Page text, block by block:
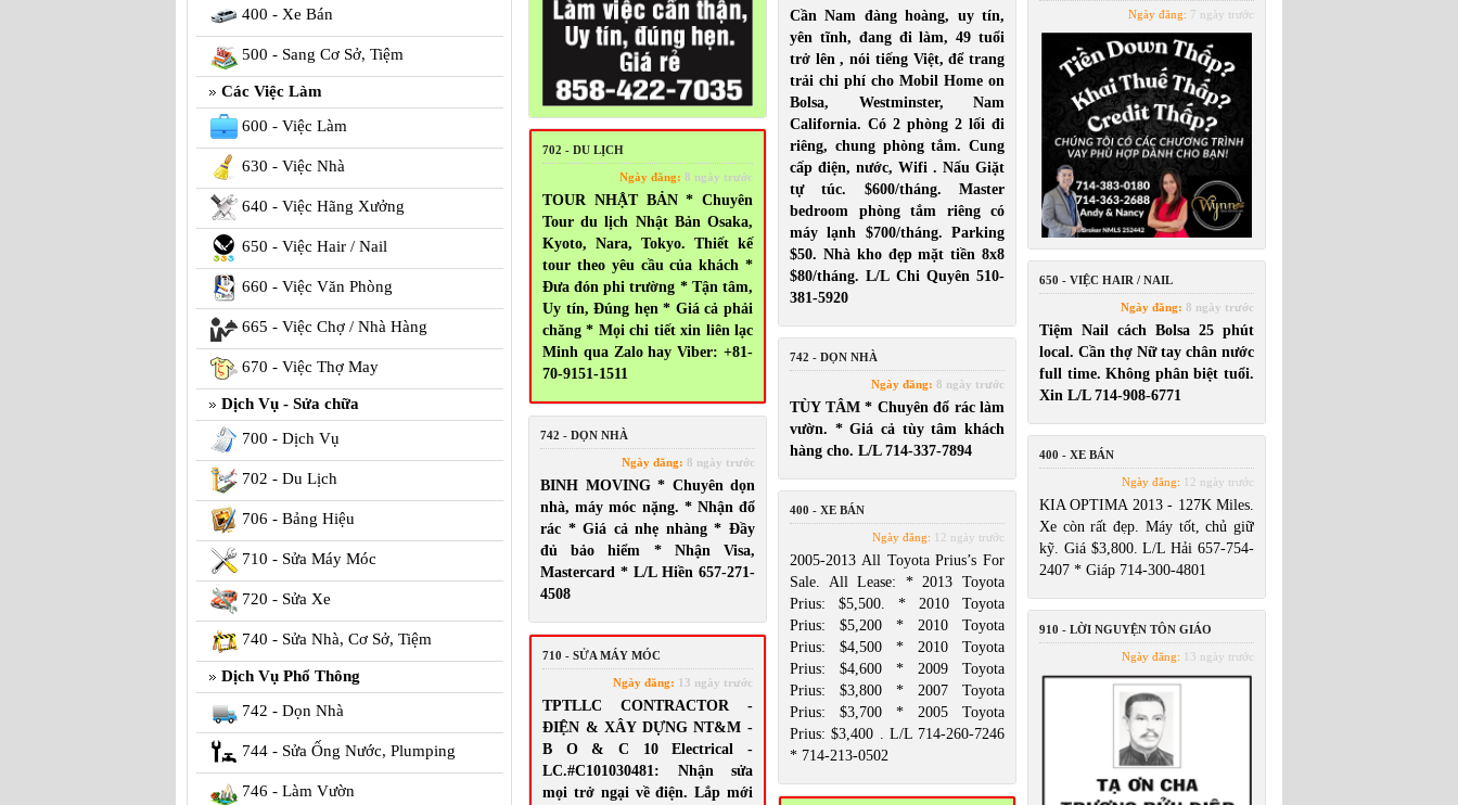
400 - Xe Bán
500 - Sang Cơ Sở, Tiệm
Các Việc Làm
600 - Việc Làm
630 - Việc Nhà
640 - Việc Hãng Xưởng
650 - Việc Hair / Nail
660 - Việc Văn Phòng
665 - Việc Chợ / Nhà Hàng
670 - Việc Thợ May
Dịch Vụ - Sửa chữa
700 - Dịch Vụ
702 - Du Lịch
706 - Bảng Hiệu
710 - Sửa Máy Móc
720 - Sửa Xe
740 - Sửa Nhà, Cơ Sở, Tiệm
Dịch Vụ Phổ Thông
742 - Dọn Nhà
744 - Sửa Ống Nước, Plumping
746 - Làm Vườn
Cần Nam đàng hoàng, uy tín,
yên tĩnh, đang đi làm, 49 tuổi
trở lên , nói tiếng Việt, để trang
trải chi phí cho Mobil Home on
Bolsa, Westminster, Nam
California. Có 2 phòng 2 lối đi
riêng, chung phòng tắm. Cung
cấp điện, nước, Wifi . Nấu Giặt
tự túc. $600/tháng. Master
bedroom phòng tắm riêng có
máy lạnh $700/tháng. Parking
$50. Nhà kho đẹp mặt tiền 8x8
$80/tháng. L/L Chi Quyên 510-
381-5920
Ngày đăng: 7 ngày trước
702 - DU LỊCH
Ngày đăng: 8 ngày trước
TOUR NHẬT BẢN * Chuyên
Tour du lịch Nhật Bản Osaka,
Kyoto, Nara, Tokyo. Thiết kế
tour theo yêu cầu của khách *
Đưa đón phi trường * Tận tâm,
Uy tín, Đúng hẹn * Giá cả phải
chăng * Mọi chi tiết xin liên lạc
Minh qua Zalo hay Viber: +81-
70-9151-1511
650 - VIỆC HAIR / NAIL
Ngày đăng: 8 ngày trước
Tiệm Nail cách Bolsa 25 phút
local. Cần thợ Nữ tay chân nước
full time. Không phân biệt tuổi.
Xin L/L 714-908-6771
742 - DỌN NHÀ
Ngày đăng: 8 ngày trước
TÙY TÂM * Chuyên đổ rác làm
vườn. * Giá cả tùy tâm khách
hàng cho. L/L 714-337-7894
742 - DỌN NHÀ
Ngày đăng: 8 ngày trước
BINH MOVING * Chuyên dọn
nhà, máy móc nặng. * Nhận đổ
rác * Giá cả nhẹ nhàng * Đầy
đủ bảo hiểm * Nhận Visa,
Mastercard * L/L Hiền 657-271-
4508
400 - XE BÁN
Ngày đăng: 12 ngày trước
KIA OPTIMA 2013 - 127K Miles.
Xe còn rất đẹp. Máy tốt, chủ giữ
kỹ. Giá $3,800. L/L Hải 657-754-
2407 * Giáp 714-300-4801
400 - XE BÁN
Ngày đăng: 12 ngày trước
2005-2013 All Toyota Prius’s For
Sale. All Lease: * 2013 Toyota
Prius: $5,500. * 2010 Toyota
Prius: $5,200 * 2010 Toyota
Prius: $4,500 * 2010 Toyota
Prius: $4,600 * 2009 Toyota
Prius: $3,800 * 2007 Toyota
Prius: $3,700 * 2005 Toyota
Prius: $3,400 . L/L 714-260-7246
* 714-213-0502
910 - LỜI NGUYỆN TÔN GIÁO
Ngày đăng: 13 ngày trước
710 - SỬA MÁY MÓC
Ngày đăng: 13 ngày trước
TPTLLC CONTRACTOR -
ĐIỆN & XÂY DỰNG NT&M -
B O & C 10 Electrical -
LC.#C101030481: Nhận sửa
mọi trở ngại về điện. Lắp mới